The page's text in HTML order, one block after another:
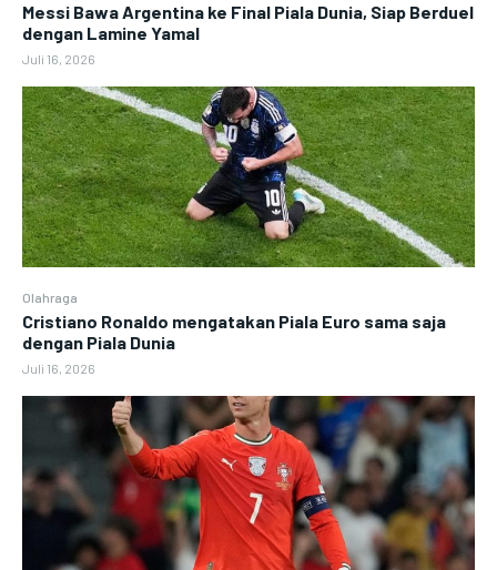
Messi Bawa Argentina ke Final Piala Dunia, Siap Berduel
dengan Lamine Yamal
Juli 16, 2026
Olahraga
Cristiano Ronaldo mengatakan Piala Euro sama saja
dengan Piala Dunia
Juli 16, 2026